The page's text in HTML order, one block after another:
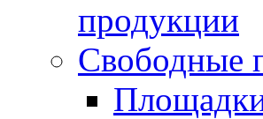
продукции
Свободные